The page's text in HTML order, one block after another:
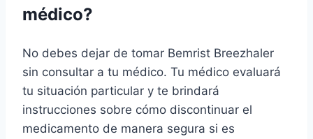
médico?
No debes dejar de tomar Bemrist Breezhaler
sin consultar a tu médico. Tu médico evaluará
tu situación particular y te brindará
instrucciones sobre cómo discontinuar el
medicamento de manera segura si es